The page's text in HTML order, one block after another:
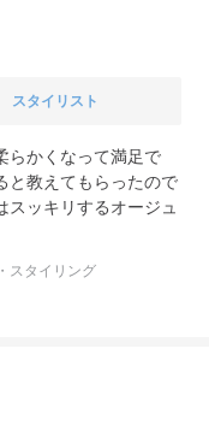
スタイリスト
らかくなって満足で
と教えてもらったので
スッキリするオージュ
スタイリング